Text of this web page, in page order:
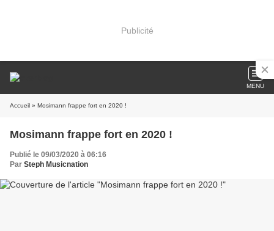
Publicité
MENU
Accueil » Mosimann frappe fort en 2020 !
Mosimann frappe fort en 2020 !
Publié le 09/03/2020 à 06:16
Par Steph Musicnation